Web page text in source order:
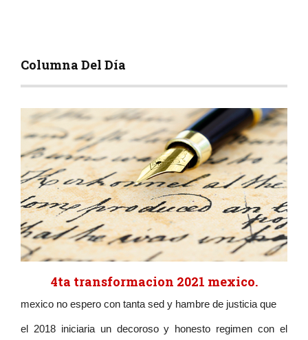
Columna Del Día
4ta transformacion 2021 mexico.
mexico no espero con tanta sed y hambre de justicia que
el 2018 iniciaria un decoroso y honesto regimen con el